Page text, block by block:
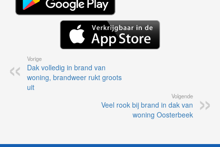
Vorige
Dak volledig in brand van
woning, brandweer rukt groots
uit
Volgende
Veel rook bij brand in dak van
woning Oosterbeek